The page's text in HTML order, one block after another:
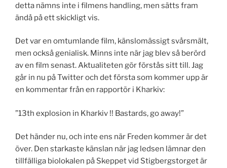
detta nämns inte i filmens handling, men sätts fram
ändå på ett skickligt vis.
Det var en omtumlande film, känslomässigt svårsmält,
men också genialisk. Minns inte när jag blev så berörd
av en film senast. Aktualiteten gör förstås sitt till. Jag
går in nu på Twitter och det första som kommer upp är
en kommentar från en rapportör i Kharkiv:
”13th explosion in Kharkiv !! Bastards, go away!”
Det händer nu, och inte ens när Freden kommer är det
över. Den starkaste känslan när jag ledsen lämnar den
tillfälliga biolokalen på Skeppet vid Stigbergstorget är